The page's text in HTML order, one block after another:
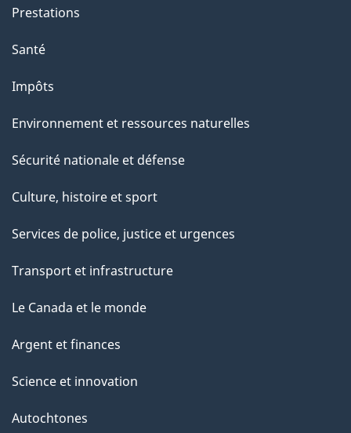
Prestations
Santé
Impôts
Environnement et ressources naturelles
Sécurité nationale et défense
Culture, histoire et sport
Services de police, justice et urgences
Transport et infrastructure
Le Canada et le monde
Argent et finances
Science et innovation
Autochtones